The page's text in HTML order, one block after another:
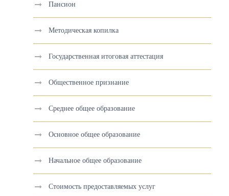
Пансион
Методическая копилка
Государственная итоговая аттестация
Общественное признание
Среднее общее образование
Основное общее образование
Начальное общее образование
Стоимость предоставляемых услуг